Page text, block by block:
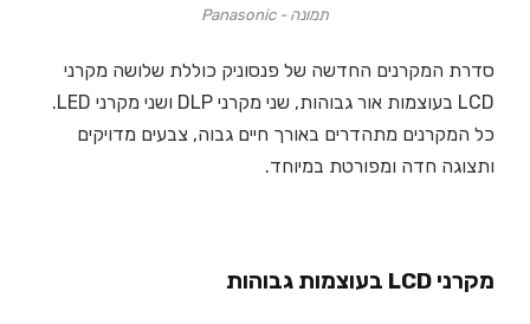
תמונה - Panasonic
סדרת המקרנים החדשה של פנסוניק כוללת שלושה מקרני
LCD בעוצמות אור גבוהות, שני מקרני DLP ושני מקרני LED.
כל המקרנים מתהדרים באורך חיים גבוה, צבעים מדויקים
ותצוגה חדה ומפורטת במיוחד.
מקרני LCD בעוצמות גבוהות